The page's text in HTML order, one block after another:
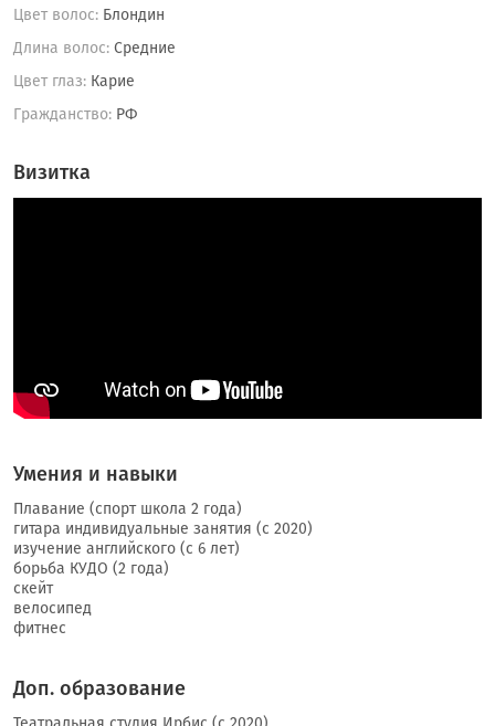
Цвет волос: Блондин
Длина волос: Средние
Цвет глаз: Карие
Гражданство: РФ
Визитка
Умения и навыки
Плавание (спорт школа 2 года)
гитара индивидуальные занятия (с 2020)
изучение английского (с 6 лет)
борьба КУДО (2 года)
скейт
велосипед
фитнес
Доп. образование